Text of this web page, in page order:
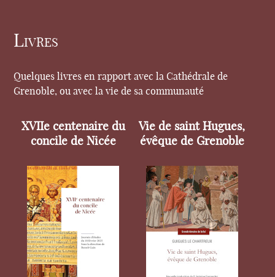
Livres
Quelques livres en rapport avec la Cathédrale de
Grenoble, ou avec la vie de sa communauté
XVIIe centenaire du
concile de Nicée
Vie de saint Hugues,
évêque de Grenoble